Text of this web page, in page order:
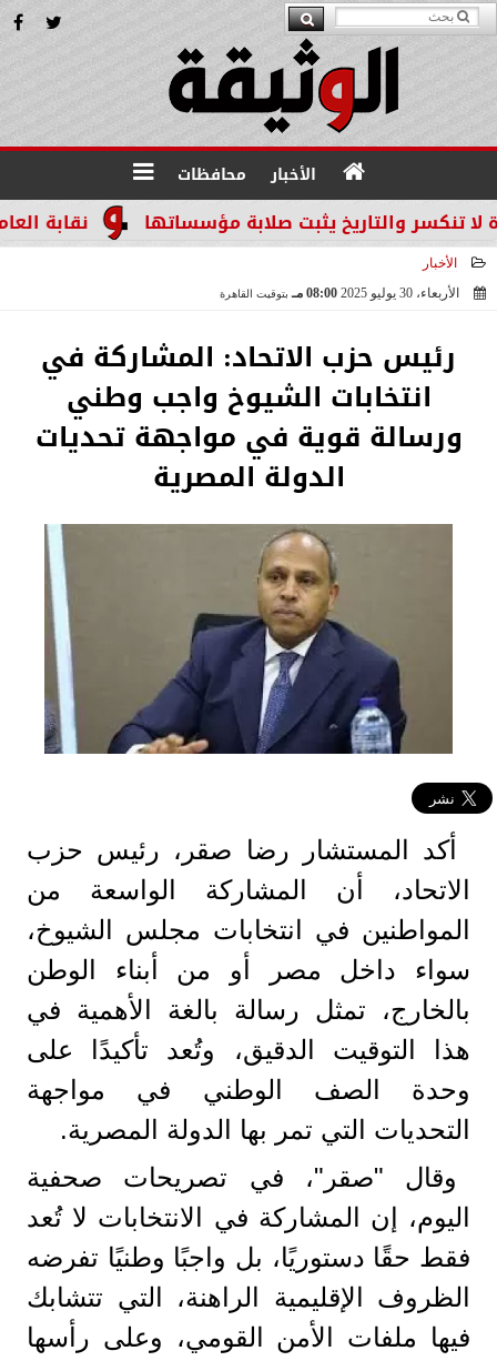
الأخبار محافظات
نقابة والتاريخ يثبت صلابة مؤسساتها
الأخبار
الأربعاء، 30 يوليو 2025
08:00 مـ بتوقيت القاهرة
رئيس حزب الاتحاد: المشاركة في
انتخابات الشيوخ واجب وطني
ورسالة قوية في مواجهة تحديات
الدولة المصرية
أكد المستشار رضا صقر، رئيس حزب
الاتحاد، أن المشاركة الواسعة من
المواطنين في انتخابات مجلس الشيوخ،
سواء داخل مصر أو من أبناء الوطن
بالخارج، تمثل رسالة بالغة الأهمية في
هذا التوقيت الدقيق، وتُعد تأكيدًا على
وحدة الصف الوطني في مواجهة
التحديات التي تمر بها الدولة المصرية.
وقال "صقر"، في تصريحات صحفية
اليوم، إن المشاركة في الانتخابات لا تُعد
فقط حقًا دستوريًا، بل واجبًا وطنيًا تفرضه
الظروف الإقليمية الراهنة، التي تتشابك
فيها ملفات الأمن القومي، وعلى رأسها